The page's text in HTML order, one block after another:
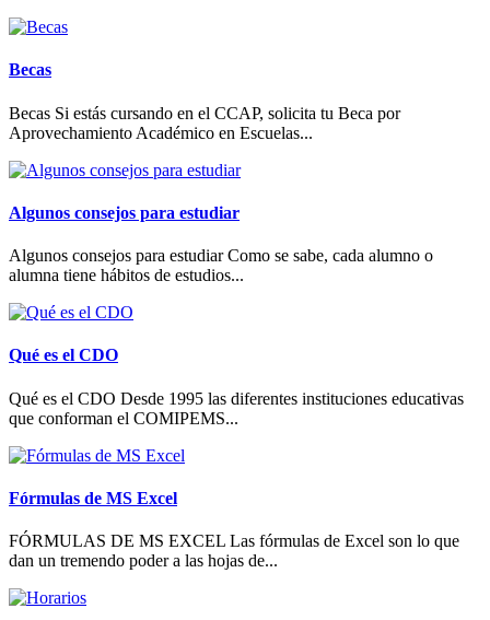
Becas
Becas Si estás cursando en el CCAP, solicita tu Beca por
Aprovechamiento Académico en Escuelas...
Algunos consejos para estudiar
Algunos consejos para estudiar Como se sabe, cada alumno o
alumna tiene hábitos de estudios...
Qué es el CDO
Qué es el CDO Desde 1995 las diferentes instituciones educativas
que conforman el COMIPEMS...
Fórmulas de MS Excel
FÓRMULAS DE MS EXCEL Las fórmulas de Excel son lo que
dan un tremendo poder a las hojas de...